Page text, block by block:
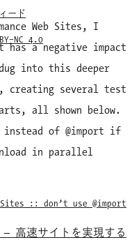
Web Sites, I
has a negative impact
into this deeper
, creating several test
all shown below.
instead of @import if
in parallel
Sites :: don’t use @import
高速サイトを実現する
ード
4.0